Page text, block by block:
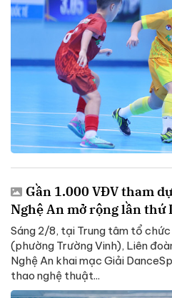
Gần 1.000 VĐV tham
Nghệ An mở rộng lần thứ
Sáng 2/8, tại Trung tâm tổ
(phường Trường Vinh), Liên
Nghệ An khai mạc Giải
thao nghệ thuật...